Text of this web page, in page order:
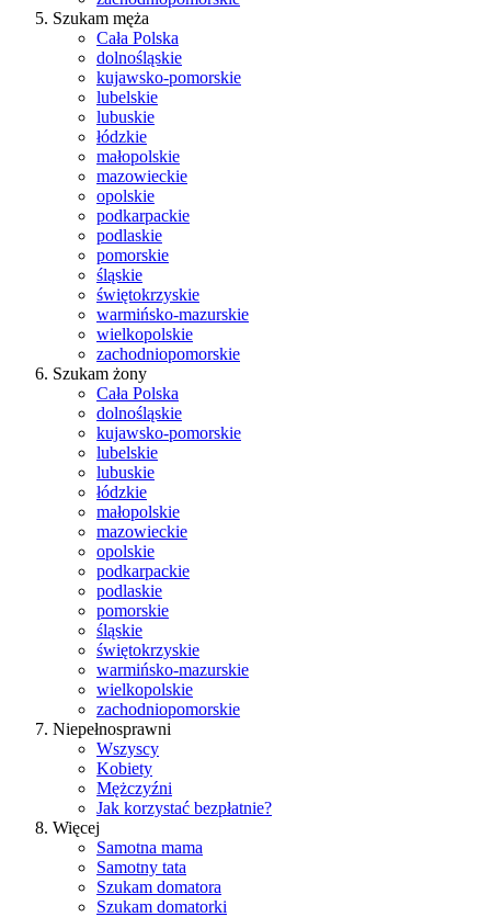
Szukam męża
Cała Polska
dolnośląskie
kujawsko-pomorskie
lubelskie
lubuskie
łódzkie
małopolskie
mazowieckie
opolskie
podkarpackie
podlaskie
pomorskie
śląskie
świętokrzyskie
warmińsko-mazurskie
wielkopolskie
zachodniopomorskie
Szukam żony
Cała Polska
dolnośląskie
kujawsko-pomorskie
lubelskie
lubuskie
łódzkie
małopolskie
mazowieckie
opolskie
podkarpackie
podlaskie
pomorskie
śląskie
świętokrzyskie
warmińsko-mazurskie
wielkopolskie
zachodniopomorskie
Niepełnosprawni
Wszyscy
Kobiety
Mężczyźni
Jak korzystać bezpłatnie?
Więcej
Samotna mama
Samotny tata
Szukam domatora
Szukam domatorki